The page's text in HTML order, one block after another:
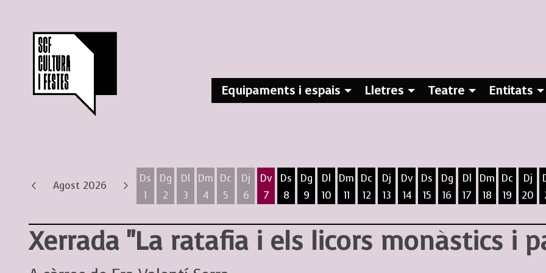
Equipaments i espais Lletres Teatre Entitats
Agost 2026
Ds
1
Dg
2
Dl
3
Dm
4
Dc
5
Dj
6
Dv
7
Ds
8
Dg
9
Dl
10
Dm
11
Dc
12
Dj
13
Dv
14
Ds
15
Dg
16
Dl
17
Dm
18
Dc
19
Dj
20
Xerrada "La ratafia i els licors monàstics i